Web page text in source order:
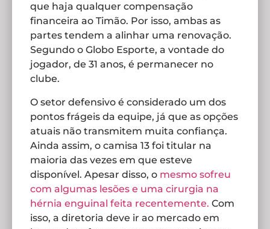
que haja qualquer compensação
financeira ao Timão. Por isso, ambas as
partes tendem a alinhar uma renovação.
Segundo o Globo Esporte, a vontade do
jogador, de 31 anos, é permanecer no
clube.
O setor defensivo é considerado um dos
pontos frágeis da equipe, já que as opções
atuais não transmitem muita confiança.
Ainda assim, o camisa 13 foi titular na
maioria das vezes em que esteve
disponível. Apesar disso, o mesmo sofreu
com algumas lesões e uma cirurgia na
hérnia enguinal feita recentemente. Com
isso, a diretoria deve ir ao mercado em